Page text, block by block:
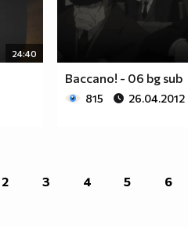
24:40
Baccano! - 06 bg sub
815 26.04.2012
2 3 4 5 6